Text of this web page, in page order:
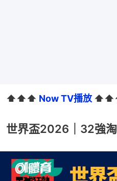
⬆️⬆️⬆️ Now TV播放
世界盃2026｜32強